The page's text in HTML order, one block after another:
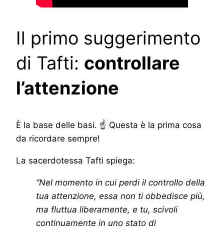
Il primo suggerimento
di Tafti: controllare
l’attenzione
È la base delle basi. ☝ Questa è la prima cosa
da ricordare sempre!
La sacerdotessa Tafti spiega:
“Nel momento in cui perdi il controllo della
tua attenzione, essa non ti obbedisce più,
ma fluttua liberamente, e tu, scivoli
continuamente in uno stato di